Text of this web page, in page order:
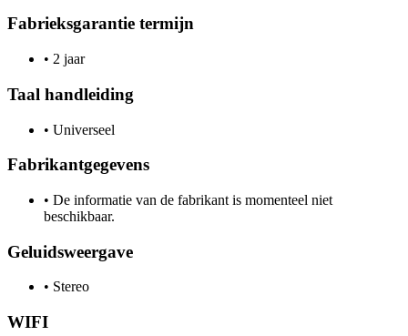
Fabrieksgarantie termijn
• 2 jaar
Taal handleiding
• Universeel
Fabrikantgegevens
• De informatie van de fabrikant is momenteel niet
beschikbaar.
Geluidsweergave
• Stereo
WIFI